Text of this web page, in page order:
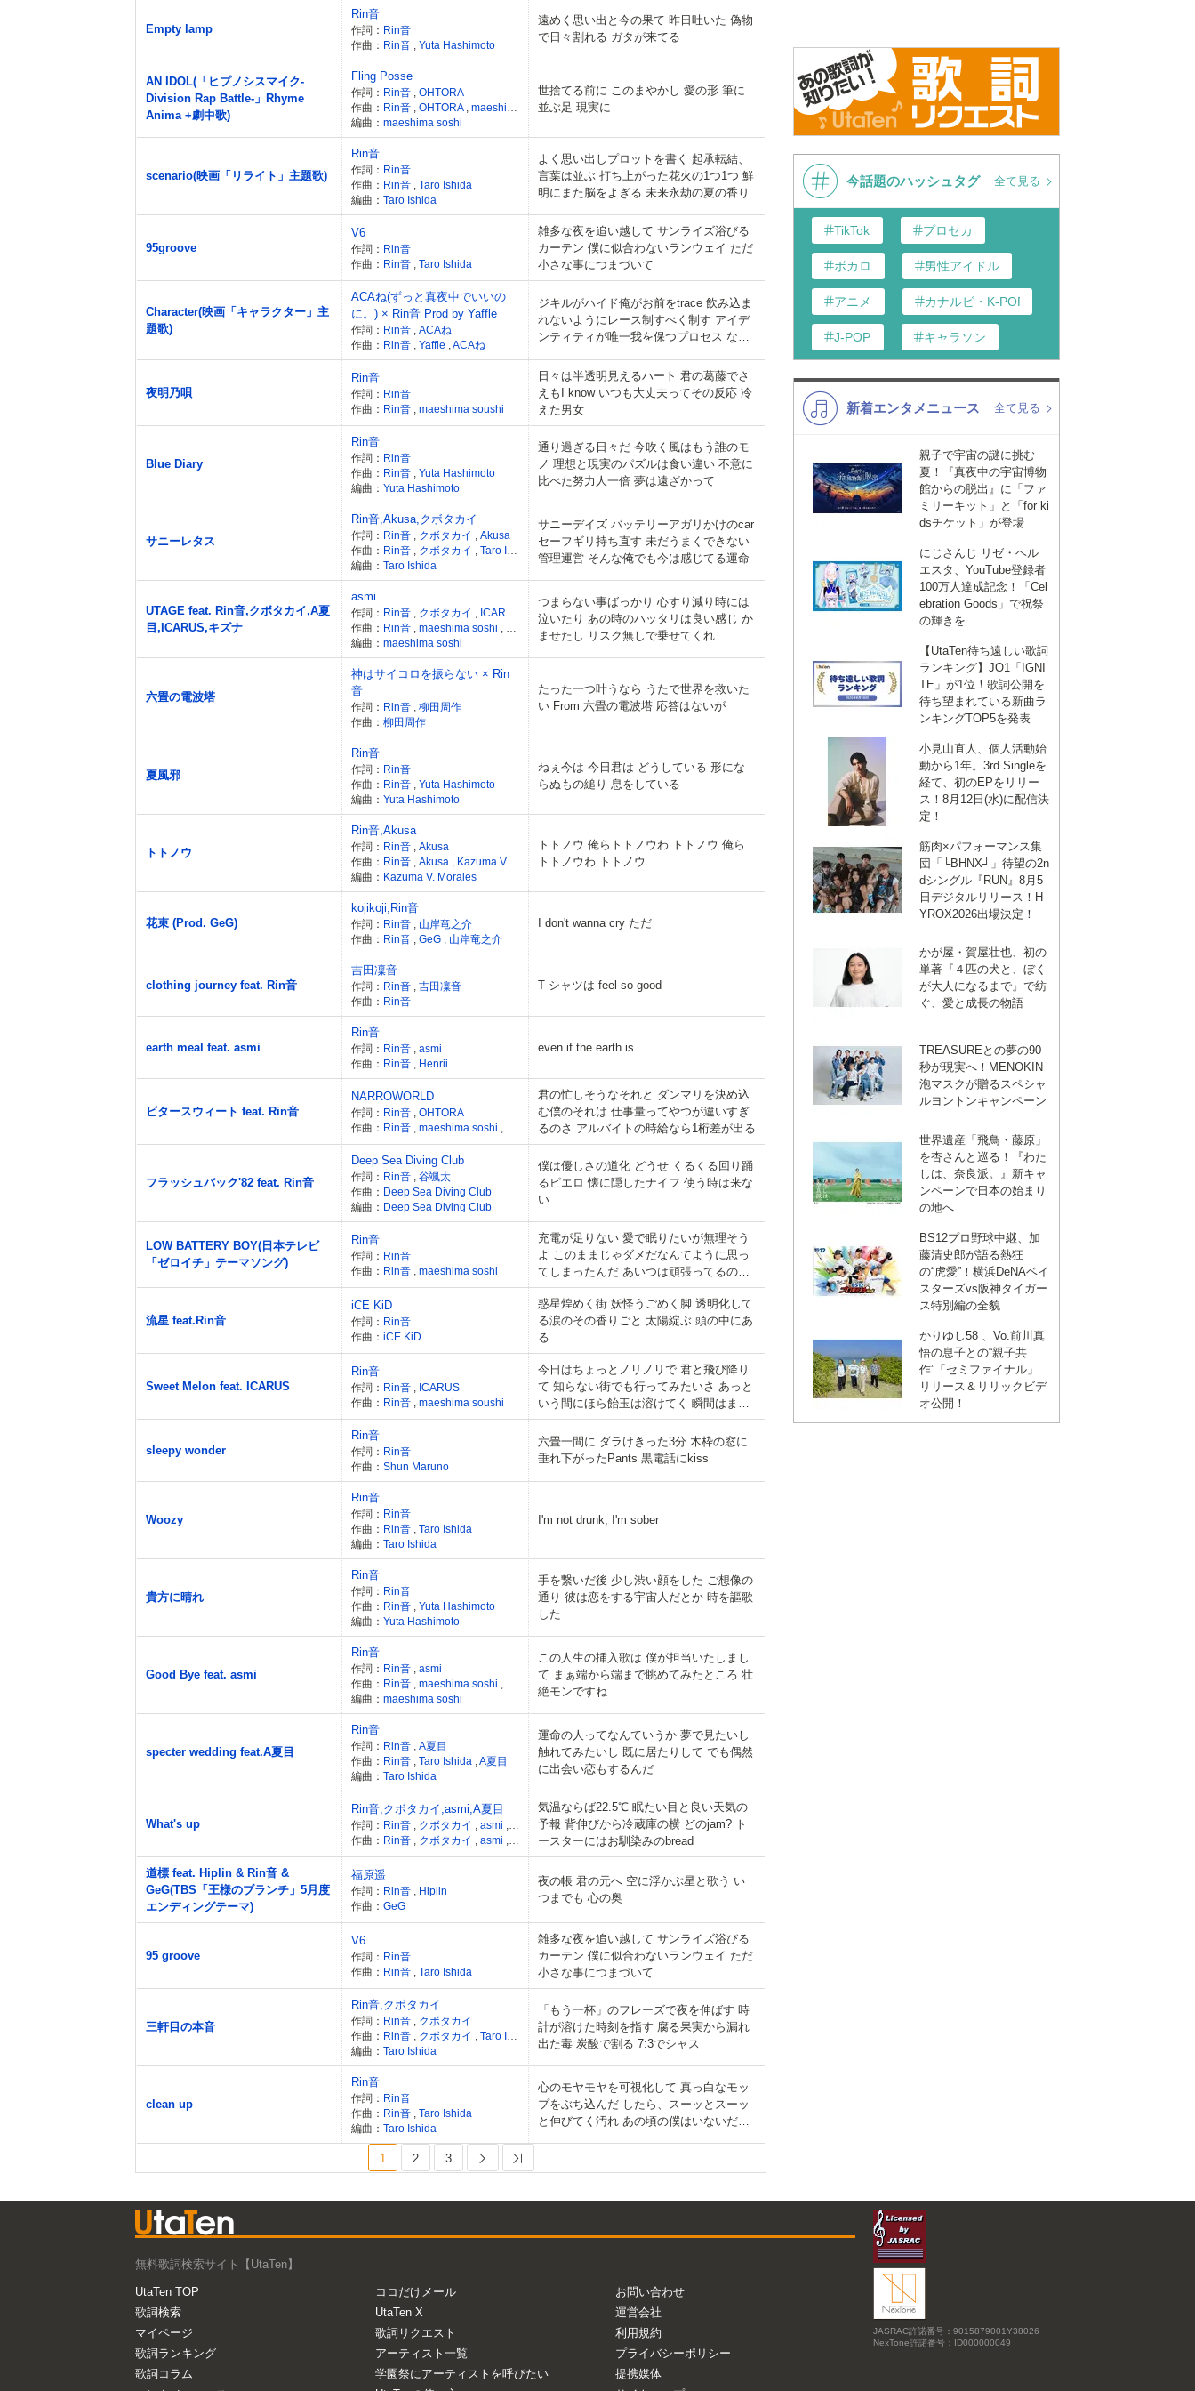
Empty lamp
Rin音
作詞： Rin音
作曲： Rin音 Yuta Hashimoto
遠めく思い出と今の果て 昨日吐いた 偽物
で日々割れる ガタが来てる
AN IDOL(「ヒプノシスマイク-
Division Rap Battle-」Rhyme
Anima +劇中歌)
Fling Posse
作詞： Rin音
OHTORA
作曲： Rin音 OHTORA
maeshima soshi
編曲： maeshima soshi
世捨てる前に このまやかし 愛の形 筆に
並ぶ足 現実に
scenario(映画「リライト」主題歌)
Rin音
作詞： Rin音
作曲： Rin音
Taro Ishida
編曲： Taro Ishida
よく思い出しプロットを書く 起承転結、
言葉は並ぶ 打ち上がった花火の1つ1つ 鮮
明にまた脳をよぎる 未来永劫の夏の香り
95groove
V6
作詞： Rin音
作曲： Rin音 Taro Ishida
雑多な夜を追い越して サンライズ浴びる
カーテン 僕に似合わないランウェイ ただ
小さな事につまづいて
Character(映画「キャラクター」主
題歌)
ACAね(ずっと真夜中でいいの
に。) × Rin音 Prod by Yaffle
作詞： Rin音
ACAね
作曲： Rin音 Yaffle ACAね
ジキルがハイド俺がお前をtrace 飲み込ま
れないようにレース制すべく制す アイデ
ンティティが唯一我を保つプロセス なら
夜明乃唄
Rin音
作詞： Rin音
作曲： Rin音 maeshima soushi
日々は半透明見えるハート 君の葛藤でさ
えもI know いつも大丈夫ってその反応 冷
えた男女
Blue Diary
Rin音
作詞： Rin音
作曲： Rin音
Yuta Hashimoto
編曲： Yuta Hashimoto
通り過ぎる日々だ 今吹く風はもう誰のモ
ノ 理想と現実のパズルは食い違い 不意に
比べた努力人一倍 夢は遠ざかって
サニーレタス
Rin音,Akusa,クボタカイ
作詞： Rin音 クボタカイ
Akusa
作曲： Rin音 クボタカイ Taro Ishida
Akusa
編曲： Taro Ishida
サニーデイズ バッテリーアガリかけのcar
セーフギリ持ち直す 未だうまくできない
管理運営 そんな俺でも今は感じてる運命
UTAGE feat. Rin音,クボタカイ,A夏
目,ICARUS,キズナ
asmi
作詞： Rin音 クボタカイ ICARUS , asmi A夏目 ,
キズナ
作曲： Rin音 maeshima soshi クボタカイ ,ICARUS asmi A夏目 ,キズナ
編曲： maeshima soshi
つまらない事ばっかり 心すり減り時には
泣いたり あの時のハッタリは良い感じ か
ませたし リスク無しで乗せてくれ
六畳の電波塔
神はサイコロを振らない × Rin
音
作詞： Rin音
柳田周作
作曲： 柳田周作
たった一つ叶うなら うたで世界を救いた
い From 六畳の電波塔 応答はないが
夏風邪
Rin音
作詞： Rin音
作曲： Rin音
Yuta Hashimoto
編曲： Yuta Hashimoto
ねぇ今は 今日君は どうしている 形にな
らぬもの縋り 息をしている
トトノウ
Rin音,Akusa
作詞： Rin音
Akusa
作曲： Rin音 Akusa
Kazuma V. Morales
編曲： Kazuma V. Morales
トトノウ 俺らトトノウわ トトノウ 俺ら
トトノウわ トトノウ
花束 (Prod. GeG)
kojikoji,Rin音
作詞： Rin音
山岸竜之介
作曲： Rin音 GeG 山岸竜之介
I don't wanna cry ただ
clothing journey feat. Rin音
吉田凜音
作詞： Rin音
吉田凜音
作曲： Rin音
T シャツは feel so good
earth meal feat. asmi
Rin音
作詞： Rin音
asmi
作曲： Rin音 Henrii
even if the earth is
ビタースウィート feat. Rin音
NARROWORLD
作詞： Rin音
OHTORA
作曲： Rin音 maeshima soshi OHTORA
君の忙しそうなそれと ダンマリを決め込
む僕のそれは 仕事量ってやつが違いすぎ
るのさ アルバイトの時給なら1桁差が出る
フラッシュバック'82 feat. Rin音
Deep Sea Diving Club
作詞： Rin音
谷颯太
作曲： Deep Sea Diving Club
編曲： Deep Sea Diving Club
僕は優しさの道化 どうせ くるくる回り踊
るピエロ 懐に隠したナイフ 使う時は来な
い
LOW BATTERY BOY(日本テレビ
「ゼロイチ」テーマソング)
Rin音
作詞： Rin音
作曲： Rin音 maeshima soshi
充電が足りない 愛で眠りたいが無理そう
よ このままじゃダメだなんてように思っ
てしまったんだ あいつは頑張ってるのに
な
流星 feat.Rin音
iCE KiD
作詞： Rin音
作曲： iCE KiD
惑星煌めく街 妖怪うごめく脚 透明化して
る涙のその香りごと 太陽綻ぶ 頭の中にあ
る
Sweet Melon feat. ICARUS
Rin音
作詞： Rin音
ICARUS
作曲： Rin音 maeshima soushi
今日はちょっとノリノリで 君と飛び降り
て 知らない街でも行ってみたいさ あっと
いう間にほら飴玉は溶けてく 瞬間はまる
でさバブルタイム
sleepy wonder
Rin音
作詞： Rin音
作曲： Shun Maruno
六畳一間に ダラけきった3分 木枠の窓に
垂れ下がったPants 黒電話にkiss
Woozy
Rin音
作詞： Rin音
作曲： Rin音
Taro Ishida
編曲： Taro Ishida
I'm not drunk, I'm sober
貴方に晴れ
Rin音
作詞： Rin音
作曲： Rin音
Yuta Hashimoto
編曲： Yuta Hashimoto
手を繋いだ後 少し渋い顔をした ご想像の
通り 彼は恋をする宇宙人だとか 時を謳歌
した
Good Bye feat. asmi
Rin音
作詞： Rin音
asmi
作曲： Rin音 maeshima soshi
asmi
編曲： maeshima soshi
この人生の挿入歌は 僕が担当いたしまし
て まぁ端から端まで眺めてみたところ 壮
絶モンですね…
specter wedding feat.A夏目
Rin音
作詞： Rin音
A夏目
作曲： Rin音 Taro Ishida
A夏目
編曲： Taro Ishida
運命の人ってなんていうか 夢で見たいし
触れてみたいし 既に居たりして でも偶然
に出会い恋もするんだ
What's up
Rin音,クボタカイ,asmi,A夏目
作詞： Rin音 クボタカイ asmi
A夏目
作曲： Rin音 クボタカイ asmi maeshima soshi,A夏目
気温ならば22.5℃ 眠たい目と良い天気の
予報 背伸びから冷蔵庫の横 どのjam? ト
ースターにはお馴染みのbread
道標 feat. Hiplin & Rin音 &
GeG(TBS「王様のブランチ」5月度
エンディングテーマ)
福原遥
作詞： Rin音
Hiplin
作曲： GeG
夜の帳 君の元へ 空に浮かぶ星と歌う い
つまでも 心の奥
95 groove
V6
作詞： Rin音
作曲： Rin音 Taro Ishida
雑多な夜を追い越して サンライズ浴びる
カーテン 僕に似合わないランウェイ ただ
小さな事につまづいて
三軒目の本音
Rin音,クボタカイ
作詞： Rin音
クボタカイ
作曲： Rin音 クボタカイ
Taro Ishida
編曲： Taro Ishida
「もう一杯」のフレーズで夜を伸ばす 時
計が溶けた時刻を指す 腐る果実から漏れ
出た毒 炭酸で割る 7:3でシャス
clean up
Rin音
作詞： Rin音
作曲： Rin音
Taro Ishida
編曲： Taro Ishida
心のモヤモヤを可視化して 真っ白なモッ
プをぶち込んだ したら、スーッとスーッ
と伸びてく汚れ あの頃の僕はいないだろ
1
2 3 Next
今話題のハッシュタグ 全て見る
TikTok プロセカ
ボカロ 男性アイドル
アニメ カナルビ・K-POP和訳
J-POP キャラソン
K-POP 演歌・歌謡
VTuber ディズニー
新着エンタメニュース 全て見る
親子で宇宙の謎に挑む
夏！『真夜中の宇宙博物
館からの脱出』に「ファ
ミリーキット」と「for ki
dsチケット」が登場
にじさんじ リゼ・ヘル
エスタ、YouTube登録者
100万人達成記念！「Cel
ebration Goods」で祝祭
の輝きを
【UtaTen待ち遠しい歌詞
ランキング】JO1「IGNI
TE」が1位！歌詞公開を
待ち望まれている新曲ラ
ンキングTOP5を発表
小見山直人、個人活動始
動から1年。3rd Singleを
経て、初のEPをリリー
ス！8月12日(水)に配信決
定！
筋肉×パフォーマンス集
団「└BHNX┘」待望の2n
dシングル『RUN』8月5
日デジタルリリース！H
YROX2026出場決定！
かが屋・賀屋壮也、初の
単著『４匹の犬と、ぼく
が大人になるまで』で紡
ぐ、愛と成長の物語
TREASUREとの夢の90
秒が現実へ！MENOKIN
泡マスクが贈るスペシャ
ルヨントンキャンペーン
世界遺産「飛鳥・藤原」
を杏さんと巡る！『わた
しは、奈良派。』新キャ
ンペーンで日本の始まり
の地へ
BS12プロ野球中継、加
藤清史郎が語る熱狂
の“虎愛”！横浜DeNAベイ
スターズvs阪神タイガー
ス特別編の全貌
かりゆし58 、Vo.前川真
悟の息子との“親子共
作”「セミファイナル」
リリース＆リリックビデ
オ公開！
無料歌詞検索サイト【UtaTen】
UtaTen TOP
歌詞検索
マイページ
歌詞ランキング
歌詞コラム
ココだけメール
UtaTen X
歌詞リクエスト
アーティスト一覧
学園祭にアーティストを呼びたい
お問い合わせ
運営会社
利用規約
プライバシーポリシー
提携媒体
JASRAC許諾番号：9015879001Y38026
NexTone許諾番号：ID000000049